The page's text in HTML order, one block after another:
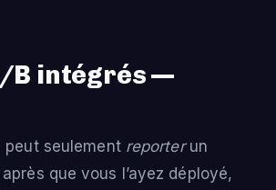
B intégrés —
peut seulement reporterun
que vous l’ayez déployé,